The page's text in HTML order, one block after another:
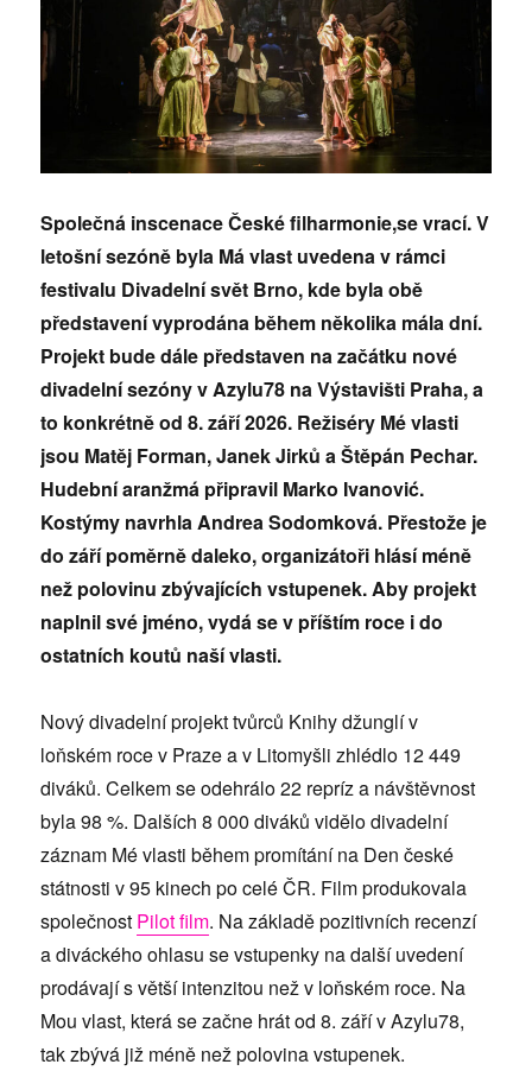
Společná inscenace České filharmonie,se vrací. V
letošní sezóně byla Má vlast uvedena v rámci
festivalu Divadelní svět Brno, kde byla obě
představení vyprodána během několika mála dní.
Projekt bude dále představen na začátku nové
divadelní sezóny v Azylu78 na Výstavišti Praha, a
to konkrétně od 8. září 2026. Režiséry Mé vlasti
jsou Matěj Forman, Janek Jirků a Štěpán Pechar.
Hudební aranžmá připravil Marko Ivanović.
Kostýmy navrhla Andrea Sodomková. Přestože je
do září poměrně daleko, organizátoři hlásí méně
než polovinu zbývajících vstupenek. Aby projekt
naplnil své jméno, vydá se v příštím roce i do
ostatních koutů naší vlasti.
Nový divadelní projekt tvůrců Knihy džunglí v
loňském roce v Praze a v Litomyšli zhlédlo 12 449
diváků. Celkem se odehrálo 22 repríz a návštěvnost
byla 98 %. Dalších 8 000 diváků vidělo divadelní
záznam Mé vlasti během promítání na Den české
státnosti v 95 kinech po celé ČR. Film produkovala
společnost Pilot film. Na základě pozitivních recenzí
a diváckého ohlasu se vstupenky na další uvedení
prodávají s větší intenzitou než v loňském roce. Na
Mou vlast, která se začne hrát od 8. září v Azylu78,
tak zbývá již méně než polovina vstupenek.